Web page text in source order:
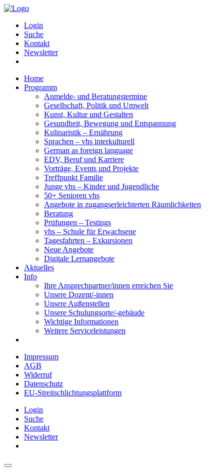
Login
Suche
Kontakt
Newsletter
Home
Programm
Anmelde- und Beratungstermine
Gesellschaft, Politik und Umwelt
Kunst, Kultur und Gestalten
Gesundheit, Bewegung und Entspannung
Kulinaristik – Ernährung
Sprachen – vhs interkulturell
German as foreign language
EDV, Beruf und Karriere
Vorträge, Events und Projekte
Treffpunkt Familie
Junge vhs – Kinder und Jugendliche
50+ Senioren vhs
Angebote in zugangserleichterten Räumlichkeiten
Beratung
Prüfungen – Testings
vhs – Schule für Erwachsene
Tagesfahrten – Exkursionen
Neue Angebote
Digitale Lernangebote
Aktuelles
Info
Ihre Ansprechpartner/innen erreichen Sie
Unsere Dozent/-innen
Unsere Außenstellen
Unsere Schulungsorte/-gebäude
Wichtige Informationen
Weitere Serviceleistungen
Impressum
AGB
Widerruf
Datenschutz
EU-Streitschlichtungsplattform
Login
Suche
Kontakt
Newsletter